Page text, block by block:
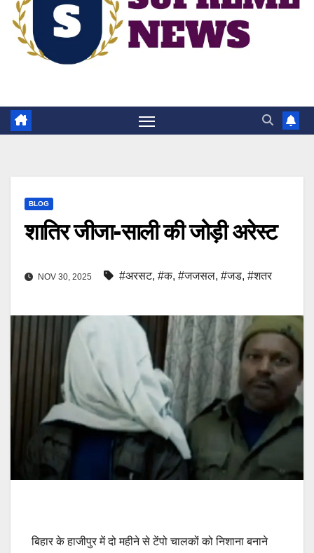
BLOG
शातिर जीजा-साली की जोड़ी अरेस्ट
NOV 30, 2025 #अरसट, #क, #जजसल, #जड, #शतर
बिहार के हाजीपुर में दो महीने से टेंपो चालकों को निशाना बनाने